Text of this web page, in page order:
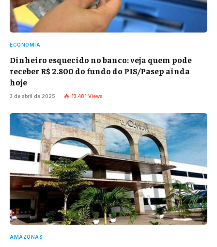
ECONOMIA
Dinheiro esquecido no banco: veja quem pode
receber R$ 2.800 do fundo do PIS/Pasep ainda
hoje
3 de abril de 2025 13.481 Views
AMAZONAS